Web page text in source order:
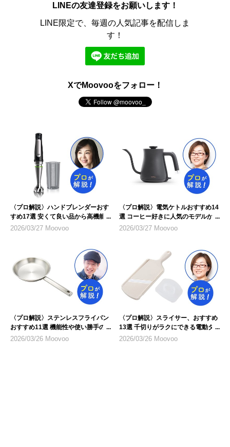
LINEの友達登録をお願いします！
LINE限定で、毎週の人気記事を配信しま
す！
XでMoovooをフォロー！
〈プロ解説〉ハンドブレンダーおす
すめ17選 安くて良い品から高機能
モデルまで
2026/03/27 Moovoo
〈プロ解説〉電気ケトルおすすめ14
選 コーヒー好きに人気のモデルから
おしゃれなデザインまで
2026/03/27 Moovoo
〈プロ解説〉ステンレスフライパン
おすすめ11選 機能性や使い勝手の
良さに注目
2026/03/26 Moovoo
〈プロ解説〉スライサー、おすすめ
13選 千切りがラクにできる電動タ
イプも
2026/03/26 Moovoo